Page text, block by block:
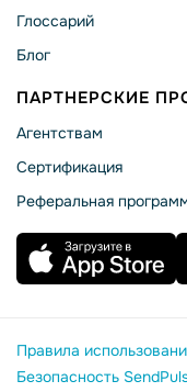
Глоссарий
Блог
ПАРТНЕРСКИЕ
Агентствам
Сертификация
Реферальная
Правила
Безопасность